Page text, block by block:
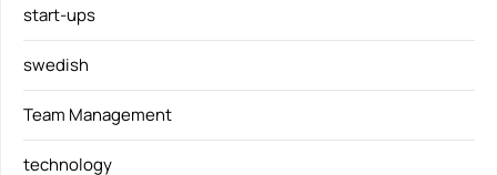
start-ups
swedish
Team Management
technology